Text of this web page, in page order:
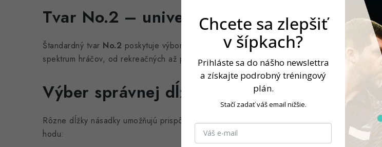
Tvar No.2 – univerzálna kontrola
Štandardný tvar No.2 poskytuje výbornú kontrolu letu a je vhodný pre široké
spektrum hráčov, od rekreačných až po pokročilých.
Výber správnej dĺžky
Rôzne dĺžky násadky umožňujú prispôsobiť správanie šípky individuálnemu štýlu
hodu:
Chcete sa zlepšiť
v šípkach?
Prihláste sa do nášho newslettra
a získajte podrobný tréningový
plán.
Stačí zadať váš email nižšie.